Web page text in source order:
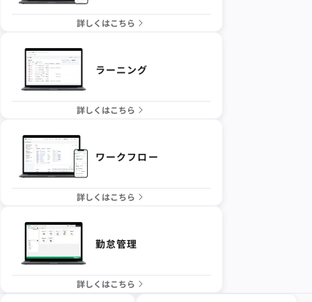
詳しくはこちら
ラーニング
詳しくはこちら
ワークフロー
詳しくはこちら
勤怠管理
詳しくはこちら